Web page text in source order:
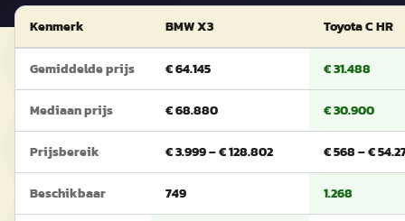
Kenmerk BMW X3 Toyota C HR
Gemiddelde prijs € 64.145 € 31.488
Mediaan prijs € 68.880 € 30.900
Prijsbereik € 3.999 – € 128.802 € 568 – €
Beschikbaar 749 1.268